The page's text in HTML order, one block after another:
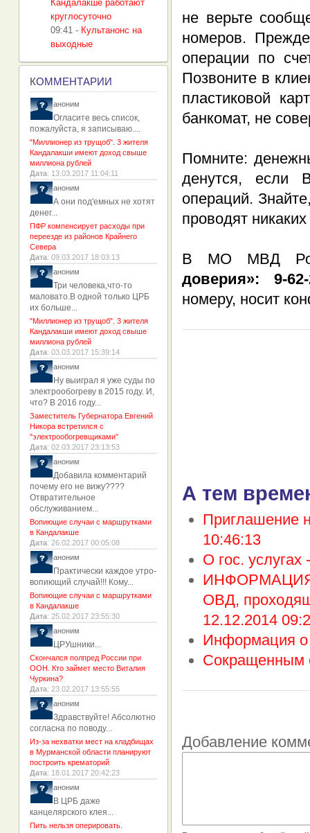
не верьте
номеров.
операции по
Позвоните в
пластиковой
банкомат, не
Помните:
денутся, если
операций.
проводят
В МО МВД
доверия»: 9-62-
номеру, носит
А тем
Приглашение
10:46:13
О гос. услугах
ИНФОРМАЦИЯ о
ОВД,
12.12.2014
Информация о
Сокращенным
Добавление
Кандалакше работают
круглосуточно
09:41 - Культанонс на
выходные
КОММЕНТАРИИ
аноним
Огласите весь список,
пожалуйста, я записываю....
"Миллионер из трущоб". 3 жителя
Кандалакши имеют доход свыше
миллиона рублей
Дата: 13.03.2017 11:04:11
аноним
А они под'емных не хотят
денег...
ПФР компенсирует расходы при
переезде из районов Крайнего
Севера
Дата: 09.03.2017 18:03:13
аноним
Три человека,что-то
маловато.В одной только ЦРБ
их больше...
"Миллионер из трущоб". 3 жителя
Кандалакши имеют доход свыше
миллиона рублей
Дата: 03.03.2017 15:39:14
аноним
Ну выиграл я уже суды по
электрообогреву в 2015 году. И,
что? В 2016 году...
Заместитель Губернатора Евгений
Никора встретился с
"электрообогревщиками"
Дата: 02.03.2017 23:13:53
аноним
Добавила комментарий
почему его не вижу????
Отвратительное
обслуживанием...
Вопиющие случаи с маршрутками
в Кандалакше
Дата: 26.02.2017 00:05:08
аноним
Практически каждое утро-
вопиющий случай!!! Кому...
Вопиющие случаи с маршрутками
в Кандалакше
Дата: 25.02.2017 23:55:30
аноним
ЦРУшники...
Скончался полпред России при
ООН. Кто займет место Виталия
Чуркина?
Дата: 23.02.2017 13:55:55
аноним
Здравствуйте! Абсолютно
согласна по поводу...
Из-за нехватки мест на кладбищах
в Мурманской области планируют
построить крематорий
Дата: 18.01.2017 20:42:23
аноним
В ЦРБ даже
канцелярского клея...
Пить нельзя оперировать.